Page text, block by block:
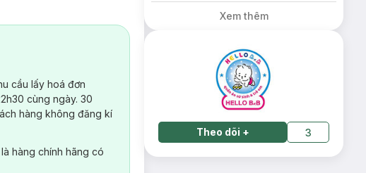
cầu lấy hoá đơn
cùng ngày. 30
hàng không đăng kí
hàng chính hãng có
Xem thêm
Theo dõi + 3